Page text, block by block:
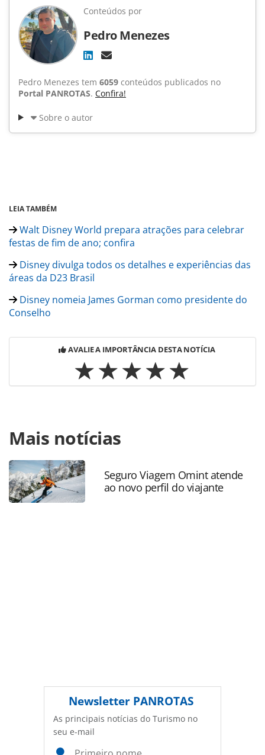
Conteúdos por
Pedro Menezes
Pedro Menezes tem 6059 conteúdos publicados no
Portal PANROTAS. Confira!
Sobre o autor
LEIA TAMBÉM
Walt Disney World prepara atrações para celebrar
festas de fim de ano; confira
Disney divulga todos os detalhes e experiências das
áreas da D23 Brasil
Disney nomeia James Gorman como presidente do
Conselho
AVALIE A IMPORTÂNCIA DESTA NOTÍCIA
https://www.panrotas.com.br/destinos/parques-
tematicos/2024/10/magicband-passa-a-interagir-com-
shows-da-disney-em-orlando_210789.html ou as
ferramentas oferecidas na página. Todo o conteúdo
produzido pela PANROTAS Editora é protegido pela
legislação brasileira sobre direito autoral. Não reproduza o
Mais notícias
Seguro Viagem Omint atende
ao novo perfil do viajante
Newsletter PANROTAS
As principais notícias do Turismo no
seu e-mail